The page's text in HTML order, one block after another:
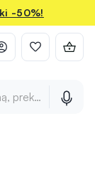
-50%!
prekės ženklą ir